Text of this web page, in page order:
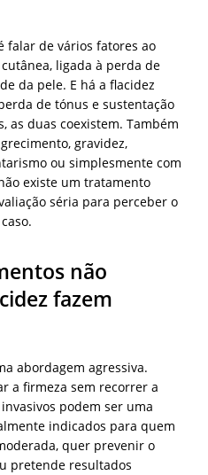
falar de vários fatores ao
ligada à perda de
da pele. E há a flacidez
de tónus e sustentação
as duas coexistem. Também
gravidez,
ou simplesmente com
existe um tratamento
séria para perceber o
não
fazem
abordagem agressiva.
a firmeza sem recorrer a
podem ser uma
indicados para quem
quer prevenir o
pretende resultados